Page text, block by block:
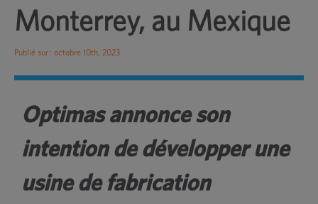
Monterrey, au Mexique
Publié sur : octobre 10th, 2023
Optimas annonce son
intention de développer une
usine de fabrication